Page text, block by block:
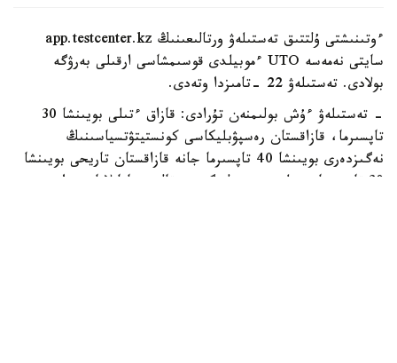
ءوتىنىشتى ۇلتتىق تەستىلەۋ ورتالىعىنىڭ app.testcenter.kz
سايتى نەمەسە UTO ءموبيلدى قوسىمشاسى ارقىلى بەرۋگە
بولادى. تەستىلەۋ 22 -تامىزدا وتەدى.
- تەستىلەۋ ءۇش بولىمنەن تۇرادى: قازاق ءتىلى بويىنشا 30
تاپسىرما، قازاقستان رەسپۋبليكاسى كونستيتۋتسياسىنىڭ
نەگىزدەرى بويىنشا 40 تاپسىرما جانە قازاقستان تاريحى بويىنشا
30 تاپسىرما بەرىلەدى،-دەلىنگەن ورتالىق حابارلاماسىندا.